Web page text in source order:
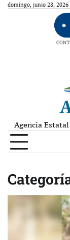
Skipdomingo, junio 28, 2026
Agencia